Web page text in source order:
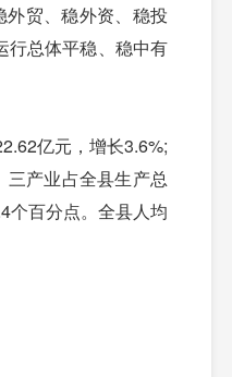
贸、稳外资、稳投
行总体平稳、稳中有
亿元，增长3.6%;
三产业占全县生产总
个百分点。全县人均